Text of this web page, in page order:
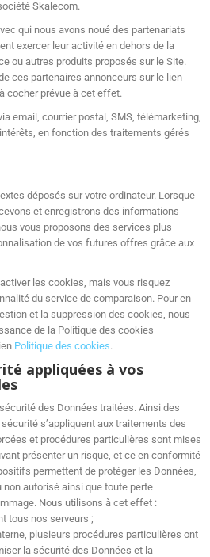
Skalecom.
qui nous avons noué des partenariats
exercer leur activité en dehors de la
ou autres produits proposés sur le Site.
ces partenaires annonceurs sur le lien
cocher prévue à cet effet.
email, courrier postal, SMS, télémarketing,
en fonction des traitements gérés
déposés sur votre ordinateur. Lorsque
et enregistrons des informations
vous proposons des services plus
de vos futures offres grâce aux
les cookies, mais vous risquez
du service de comparaison. Pour en
et la suppression des cookies, nous
de la Politique des cookies
Politique des cookies.
appliquées à vos
des Données traitées. Ainsi des
s’appliquent aux traitements des
et procédures particulières sont mises
présenter un risque, et ce en conformité
permettent de protéger les Données,
autorisé ainsi que toute perte
Nous utilisons à cet effet :
tous nos serveurs ;
plusieurs procédures particulières ont
la sécurité des Données et la